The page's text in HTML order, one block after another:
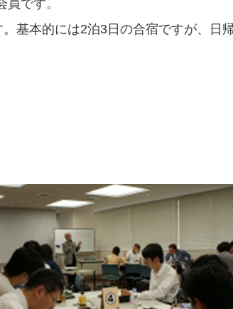
です。
基本的には2泊3日の合宿ですが、日